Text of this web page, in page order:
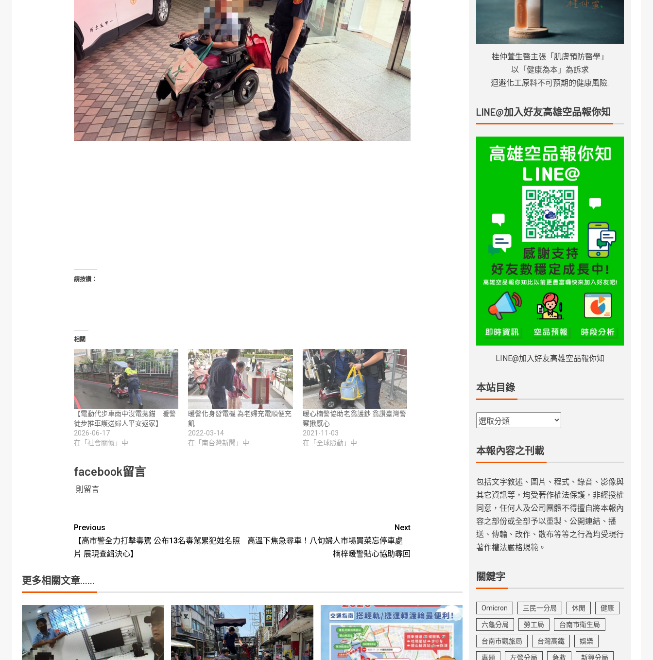
請按讚：
相關
【電動代步車雨中沒電拋錨 暖警
徒步推車護送婦人平安返家】
2026-06-17
在「社會關懷」中
暖警化身發電機 為老婦充電順便充
飢
2022-03-14
在「南台灣新聞」中
暖心楠警協助老翁護鈔 翁讚臺灣警
察揪感心
2021-11-03
在「全球脈動」中
facebook留言
則留言
Previous
【高市警全力打擊毒駕 公布13名毒駕累犯姓名照
片 展現查緝決心】
Next
高溫下焦急尋車！八旬婦人市場買菜忘停車處
楠梓暖警貼心協助尋回
更多相關文章......
桂仲萱生醫主張「肌膚預防醫學」
以「健康為本」為訴求
迴避化工原料不可預期的健康風險.
LINE@加入好友高雄空品報你知
LINE@加入好友高雄空品報你知
本站目錄
本報內容之刊載
包括文字敘述、圖片、程式、錄音、影像與
其它資訊等，均受著作權法保護，非經授權
同意，任何人及公司團體不得擅自將本報內
容之部份或全部予以重製、公開連結、播
送、傳輸、改作、散布等等之行為均受現行
著作權法嚴格規範。
關鍵字
Omicron 三民一分局 休閒 健康
六龜分局 勞工局 台南市衛生局
台南市觀旅局 台灣高鐵 娛樂
專題 左營分局 急救 新興分局